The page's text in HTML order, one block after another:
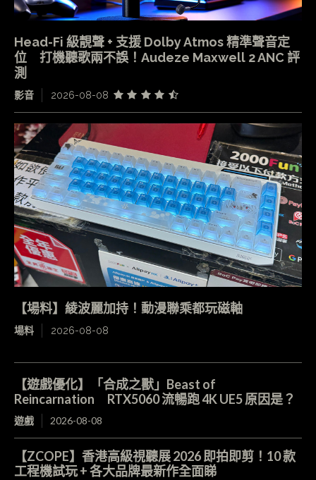
Head-Fi 級靚聲 + 支援 Dolby Atmos 精準聲音定
位 打機聽歌兩不誤！Audeze Maxwell 2 ANC 評
測
影音 2026-08-08
【場料】綾波麗加持！動漫聯乘都玩磁軸
場料 2026-08-08
【遊戲優化】「合成之獸」Beast of
Reincarnation RTX5060 流暢跑 4K UE5 原因是？
遊戲 2026-08-08
【ZCOPE】香港高級視聽展 2026 即拍即剪！10 款
工程機試玩 + 各大品牌最新作全面睇